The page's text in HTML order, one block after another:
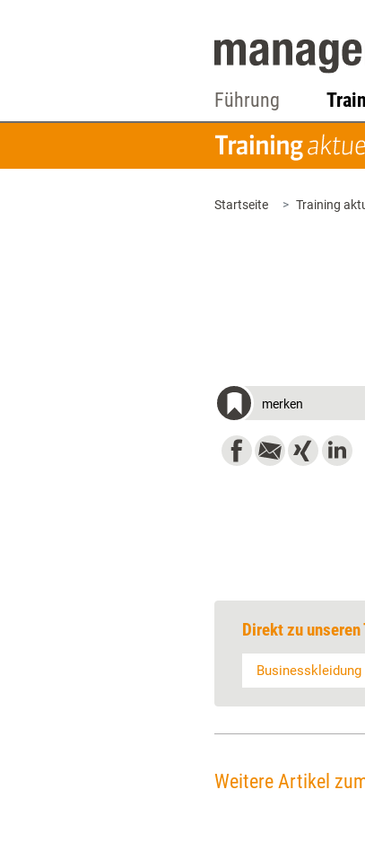
Führung
Startseite Training
merken
Direkt zu
Businesskleidung
Weitere Artikel